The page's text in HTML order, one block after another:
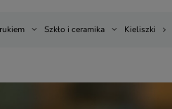
Szkło i ceramika Kieliszki